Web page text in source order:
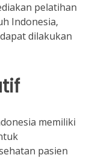
pelatihan
Indonesia,
dilakukan
memiliki
pasien